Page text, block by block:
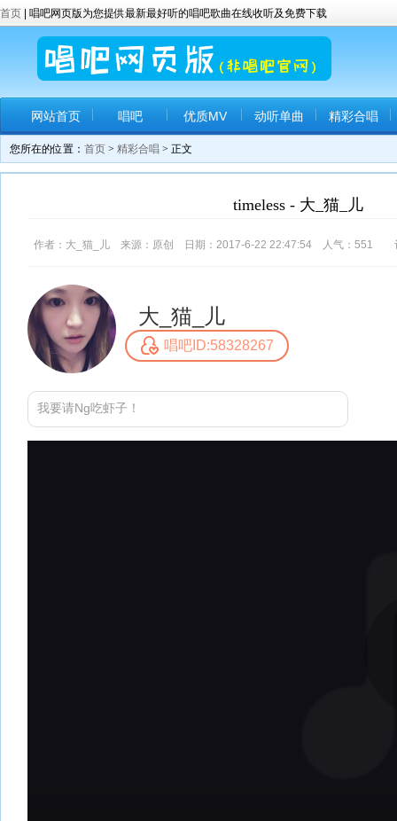
首页 | 唱吧网页版为您提供最新最好听的唱吧歌曲在线收听及免费下载
网站首页 唱吧 优质MV 动听单曲 精彩合唱
您所在的位置： 首页 > 精彩合唱 > 正文
timeless - 大_猫_儿
作者：大_猫_儿 来源：原创 日期：2017-6-22 22:47:54 人气： 551 评
大_猫_儿
唱吧ID:58328267
我要请Ng吃虾子！